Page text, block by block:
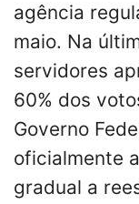
agência
maio. Na
servidores
60% dos
Governo
oficialmente
gradual a